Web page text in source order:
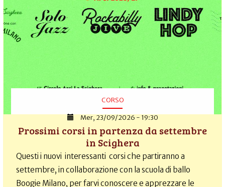
CORSO
Mer, 23/09/2026 - 19:30
Prossimi corsi in partenza da settembre
in Scighera
Questi i nuovi interessanti corsi che partiranno a
settembre, in collaborazione con la scuola di ballo
Boogie Milano, per farvi conoscere e apprezzare le